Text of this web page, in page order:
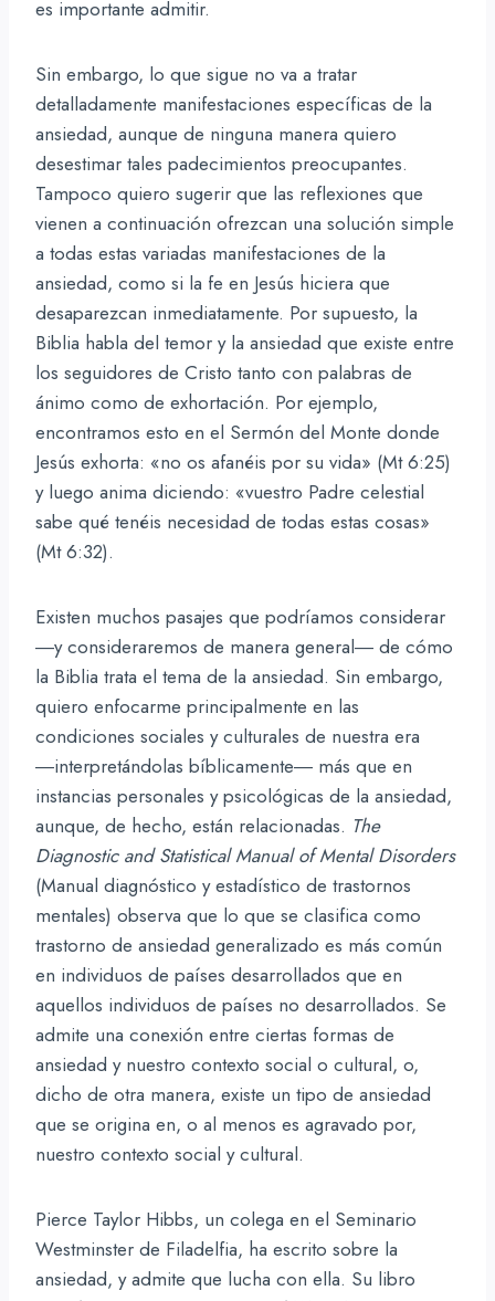
es importante admitir.
Sin embargo, lo que sigue no va a tratar
detalladamente manifestaciones específicas de la
ansiedad, aunque de ninguna manera quiero
desestimar tales padecimientos preocupantes.
Tampoco quiero sugerir que las reflexiones que
vienen a continuación ofrezcan una solución simple
a todas estas variadas manifestaciones de la
ansiedad, como si la fe en Jesús hiciera que
desaparezcan inmediatamente. Por supuesto, la
Biblia habla del temor y la ansiedad que existe entre
los seguidores de Cristo tanto con palabras de
ánimo como de exhortación. Por ejemplo,
encontramos esto en el Sermón del Monte donde
Jesús exhorta: «no os afanéis por su vida» (Mt 6:25)
y luego anima diciendo: «vuestro Padre celestial
sabe qué tenéis necesidad de todas estas cosas»
(Mt 6:32).
Existen muchos pasajes que podríamos considerar
―y consideraremos de manera general― de cómo
la Biblia trata el tema de la ansiedad. Sin embargo,
quiero enfocarme principalmente en las
condiciones sociales y culturales de nuestra era
―interpretándolas bíblicamente― más que en
instancias personales y psicológicas de la ansiedad,
aunque, de hecho, están relacionadas. The
Diagnostic and Statistical Manual of Mental Disorders
(Manual diagnóstico y estadístico de trastornos
mentales) observa que lo que se clasifica como
trastorno de ansiedad generalizado es más común
en individuos de países desarrollados que en
aquellos individuos de países no desarrollados. Se
admite una conexión entre ciertas formas de
ansiedad y nuestro contexto social o cultural, o,
dicho de otra manera, existe un tipo de ansiedad
que se origina en, o al menos es agravado por,
nuestro contexto social y cultural.
Pierce Taylor Hibbs, un colega en el Seminario
Westminster de Filadelfia, ha escrito sobre la
ansiedad, y admite que lucha con ella. Su libro